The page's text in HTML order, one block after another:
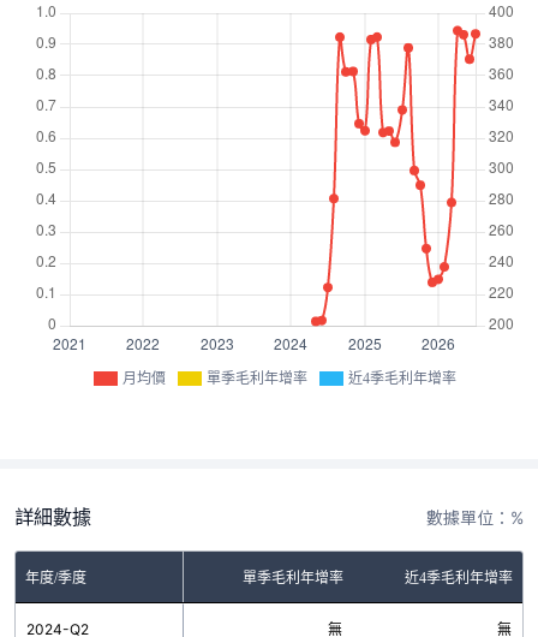
月均價 單季毛利年增率 近4季毛利年增率
詳細數據 數據單位：%
年度/季度 單季毛利年增率 近4季毛利年增率
2024-Q2 無 無